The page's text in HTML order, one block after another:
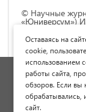
© Научные
«Юниверсум»)
Commons «
Оставаясь на
cookie,
использованием
работы сайта,
обзоров. Если вы
обрабатывались,
сайт.